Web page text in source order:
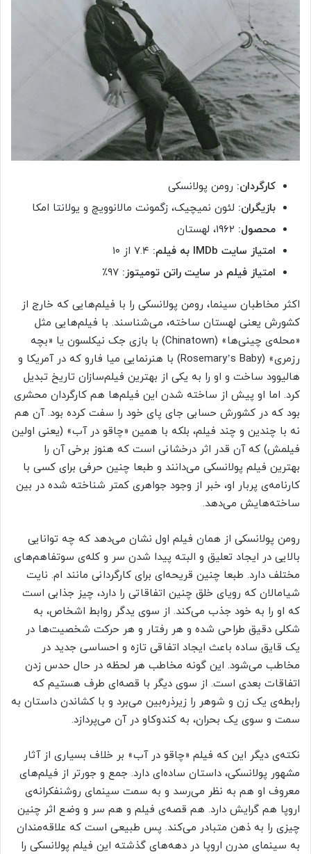
کارگردان: رومن پولانسکی
بازیگران: لئون نمیچیک، زگمونت مالانوویچ و یولانتا امکا
محصول:
امتیاز سایت IMDb به فیلم:
امتیاز فیلم در سایت راتن تومیتوز:
اکثر مخاطبان سینما، رومن پولانسکی را با فیلم‌هایی که خارج از
کشورش یعنی لهستان ساخته، می‌شناسند. با فیلم‌هایی مثل
«محله‌ی چینی‌ها» (Chinatown) با بازی جک نیکلسون یا «بچه
رزمری» (Rosemary’s Baby) با هنرنمایی میا فارو که در آمریکا و
هالیوود ساخت و او را به یکی از بهترین فیلم‌سازان تاریخ تبدیل
کرد. اما او پیش از ساخته شدن این فیلم‌ها هم کارگردان محشری
بود که در کشورش حسابی جای پای خود را سفت کرده بود. آن هم
نه با چندین و چند فیلم، بلکه با همین «چاقو در آب» (یعنی اولین
فیلمش) که آن قدر اثر درخشانی است که هنوز برخی آن را
بهترین فیلم پولانسکی می‌دانند و طبعا چنین حرفی برای کسی با
کارنامه‌ی پربار او، خبر از وجود جواهری کمتر شناخته شده در بین
ساخته‌هایش می‌دهد.
رومن پولانسکی از همان فیلم اول نشان می‌دهد که چه توانایی
بالایی در ایجاد تعلیق و البته پیدا شدن سر و کله‌ی سوتفاهم‌های
مختلف دارد. طبعا چنین قریحه‌ای برای کارگردانی مانند ام. نایت
شیامالان که رویای خلق چنین اتفاقاتی را دارد، چیز جذابی است
که او را به خود جذب می‌کند. از سوی یدگر روابط اشخاص، به
شکلی دقیق طراحی شده و هر رفتار و هر حرکت شخصیت‌ها در
یک قایق ساده باعث ایجاد اتفاقی تازه و احساسی جدید در
مخاطب می‌شود. این گونه مخاطب هر لحظه در حال حدس زدن
اتفاقات بعدی است. از سوی دیگر با قصه‌ای طرف هستیم که
رابطه‌ی یک زن و شوهر را زیرذره‌بین می‌‌برد و با کشاندن داستان به
سمت و سوی یک بحران، به کندوکاو در آن می‌پردازد.
نکته‌ی دیگر این که فیلم «چاقو در آب» بر خلاف بسیاری از آثار
مشهور پولانسکی، داستان ساده‌ای دارد. جمع‌ و جورتر از فیلم‌های
معروف او هم به نظر می‌رسد و به سمت سینمای روشنفکرانه‌ی
اروپا هم گرایش دارد. هم قصه‌ی فیلم و هم سر و وضع اثر چنین
چیزی را به ذهن متبادر می‌کند. پس طبیعی است که علاقه‌مندان
به سینمای مدرن اروپا در دهه‌های گذشته این فیلم پولانسکی را